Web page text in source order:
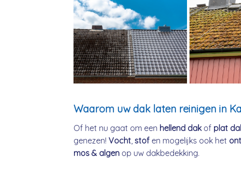
Waarom uw dak laten reinigen in
Of het nu gaat om een hellend dakof plat
genezen! Vocht stof en mogelijks ook het
mos & algen op uw dakbedekking.